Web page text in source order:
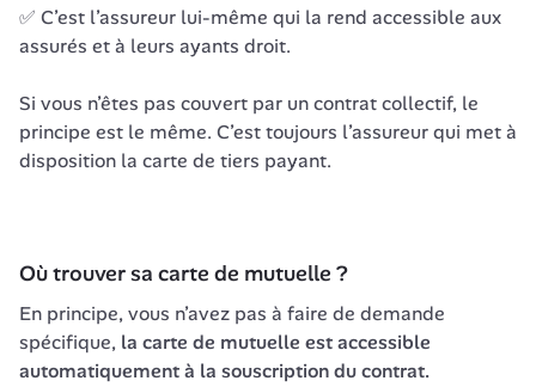
✅ C’est l’assureur lui-même qui la rend accessible aux
assurés et à leurs ayants droit.
Si vous n’êtes pas couvert par un contrat collectif, le
principe est le même. C’est toujours l’assureur qui met à
disposition la carte de tiers payant.
Où trouver sa carte de mutuelle ?
En principe, vous n’avez pas à faire de demande
spécifique, la carte de mutuelle est accessible
automatiquement à la souscription du contrat.